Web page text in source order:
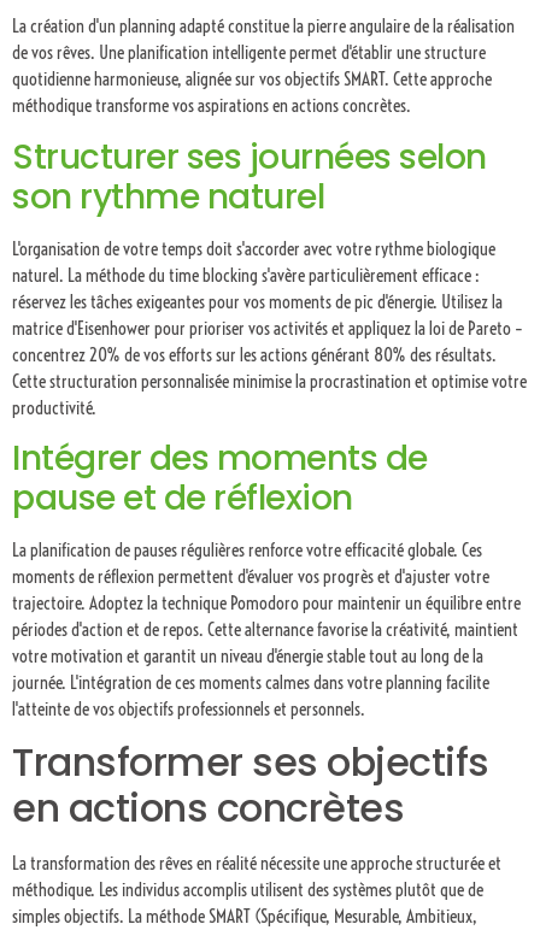
La création d'un planning adapté constitue la pierre angulaire de la réalisation
de vos rêves. Une planification intelligente permet d'établir une structure
quotidienne harmonieuse, alignée sur vos objectifs SMART. Cette approche
méthodique transforme vos aspirations en actions concrètes.
Structurer ses journées selon
son rythme naturel
L'organisation de votre temps doit s'accorder avec votre rythme biologique
naturel. La méthode du time blocking s'avère particulièrement efficace :
réservez les tâches exigeantes pour vos moments de pic d'énergie. Utilisez la
matrice d'Eisenhower pour prioriser vos activités et appliquez la loi de Pareto –
concentrez 20% de vos efforts sur les actions générant 80% des résultats.
Cette structuration personnalisée minimise la procrastination et optimise votre
productivité.
Intégrer des moments de
pause et de réflexion
La planification de pauses régulières renforce votre efficacité globale. Ces
moments de réflexion permettent d'évaluer vos progrès et d'ajuster votre
trajectoire. Adoptez la technique Pomodoro pour maintenir un équilibre entre
périodes d'action et de repos. Cette alternance favorise la créativité, maintient
votre motivation et garantit un niveau d'énergie stable tout au long de la
journée. L'intégration de ces moments calmes dans votre planning facilite
l'atteinte de vos objectifs professionnels et personnels.
Transformer ses objectifs
en actions concrètes
La transformation des rêves en réalité nécessite une approche structurée et
méthodique. Les individus accomplis utilisent des systèmes plutôt que de
simples objectifs. La méthode SMART (Spécifique, Mesurable, Ambitieux,